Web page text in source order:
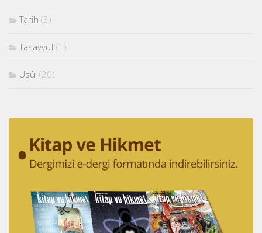
Tarih (3)
Tasavvuf(1)
Usûl (20)